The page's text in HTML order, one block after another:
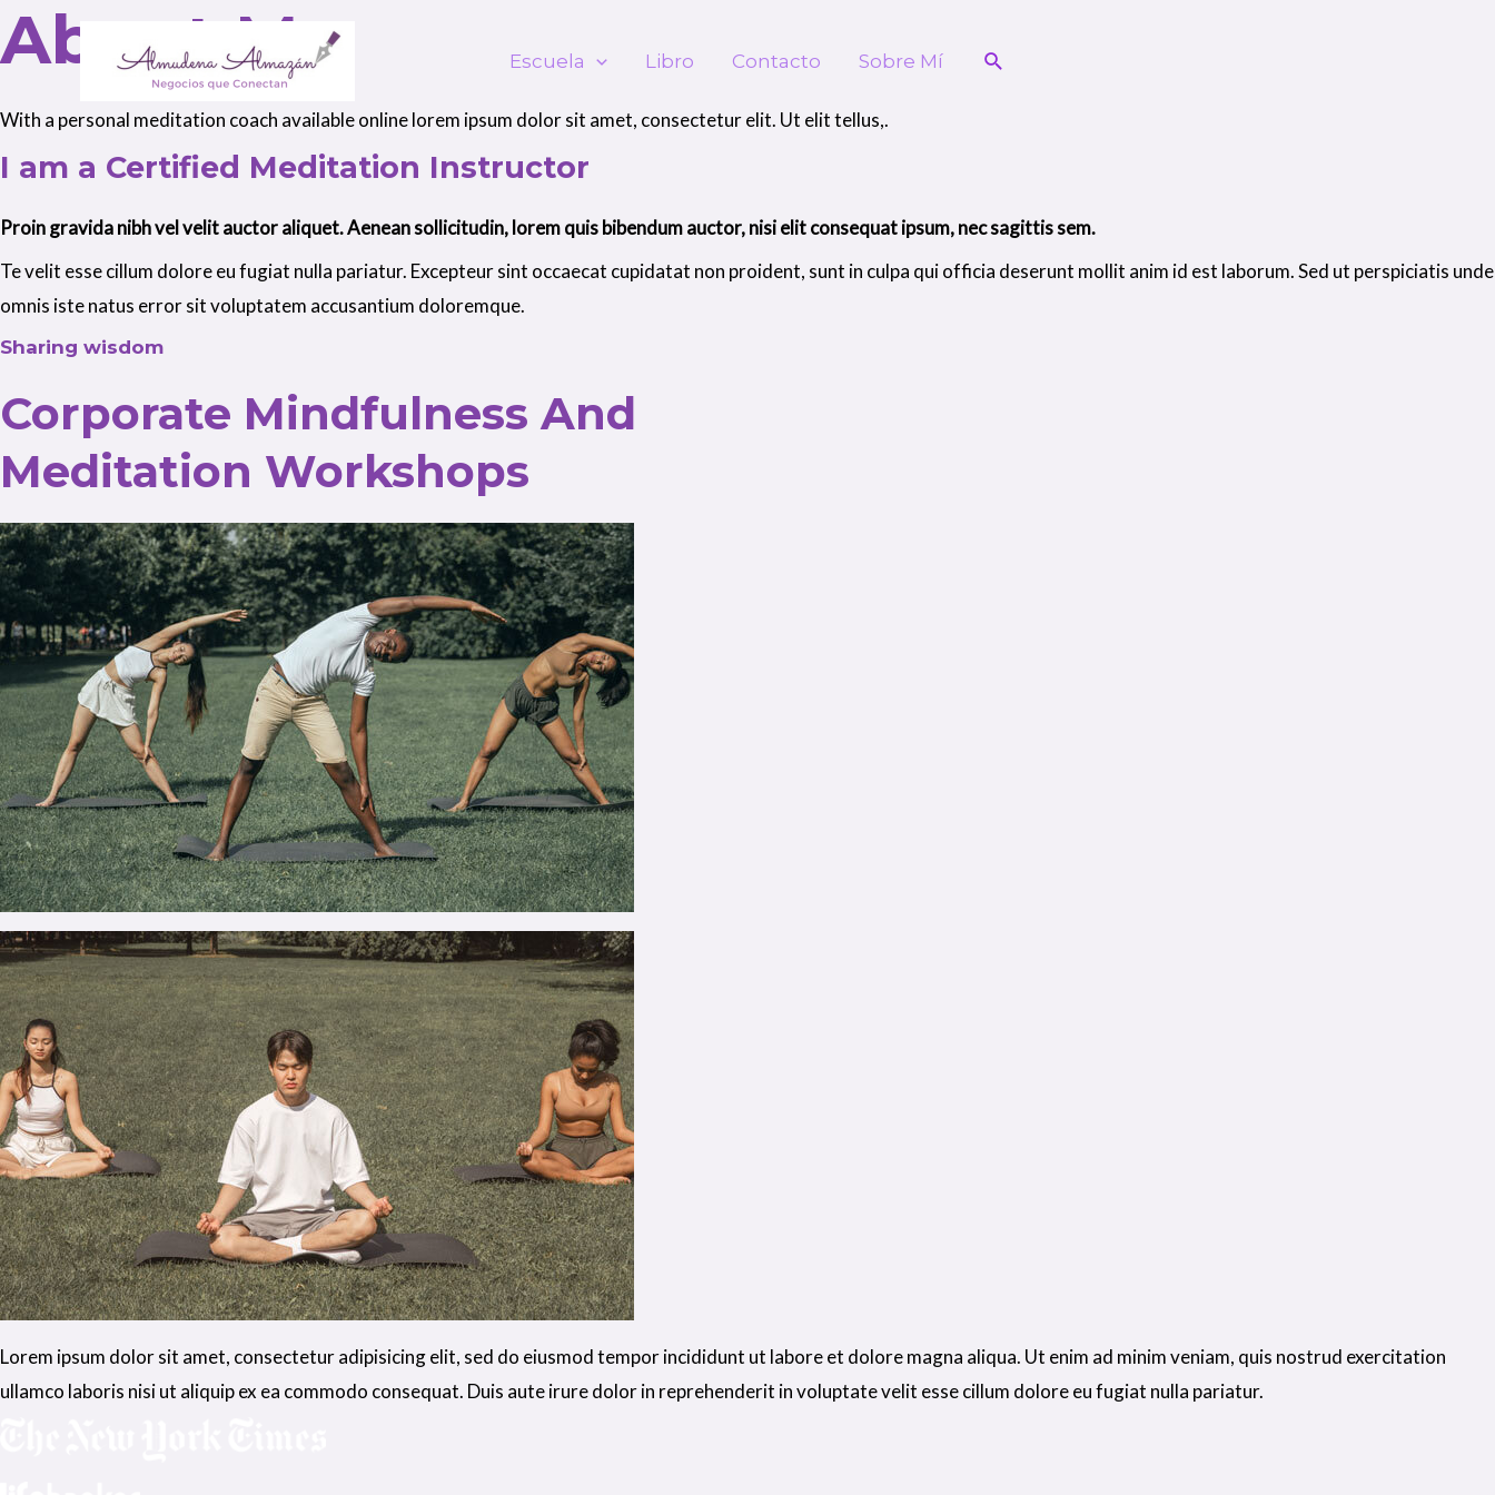
Escuela Libro Contacto Sobre Mí
About Me
With a personal meditation coach available online lorem ipsum dolor sit amet, consectetur elit. Ut elit tellus,.
I am a Certified Meditation Instructor
Proin gravida nibh vel velit auctor aliquet. Aenean sollicitudin, lorem quis bibendum auctor, nisi elit consequat ipsum, nec sagittis sem.
Te velit esse cillum dolore eu fugiat nulla pariatur. Excepteur sint occaecat cupidatat non proident, sunt in culpa qui officia deserunt mollit anim id est laborum. Sed ut perspiciatis unde
omnis iste natus error sit voluptatem accusantium doloremque.
Sharing wisdom
Corporate Mindfulness And
Meditation Workshops
Lorem ipsum dolor sit amet, consectetur adipisicing elit, sed do eiusmod tempor incididunt ut labore et dolore magna aliqua. Ut enim ad minim veniam, quis nostrud exercitation
ullamco laboris nisi ut aliquip ex ea commodo consequat. Duis aute irure dolor in reprehenderit in voluptate velit esse cillum dolore eu fugiat nulla pariatur.